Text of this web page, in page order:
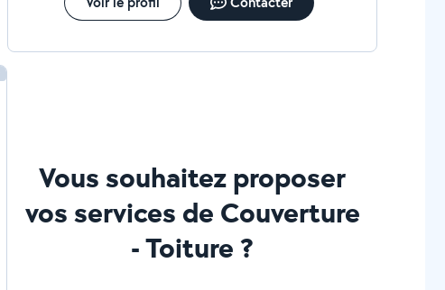
Vous souhaitez proposer
vos services de Couverture
- Toiture ?